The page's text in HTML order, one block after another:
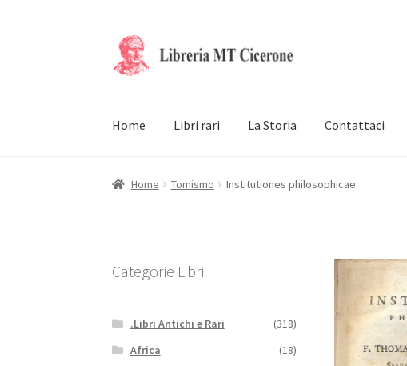
Vai
alla
Vai
al
Home Libri rari La Storia Contattaci
Home Tomismo Institutiones philosophicae.
Categorie Libri
.Libri Antichi e Rari
(318)
Africa
(18)